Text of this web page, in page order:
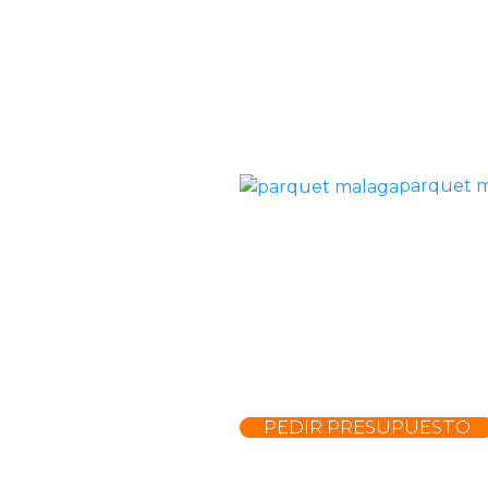
parquet
PEDIR PRESUPUESTO